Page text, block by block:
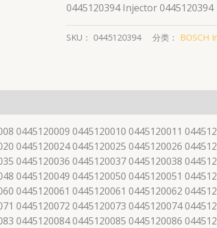
0445120394 Injector 0445120394
SKU： 0445120394 分类： BOSCH
0445120009 0445120010 0445120011
0445120024 0445120025 0445120026
0445120036 0445120037 0445120038
0445120049 0445120050 0445120051
0445120061 0445120061 0445120062
0445120072 0445120073 0445120074
0445120084 0445120085 0445120086